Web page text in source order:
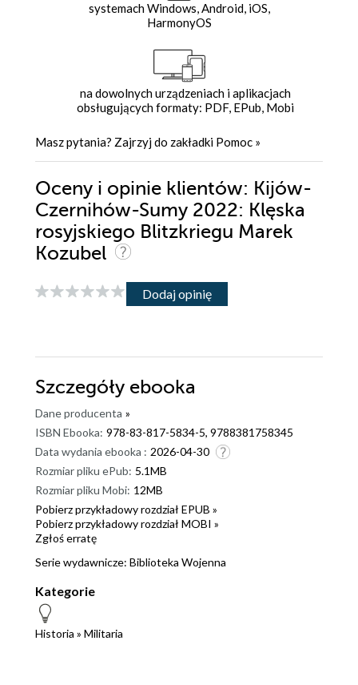
systemach Windows, Android, iOS,
HarmonyOS
na dowolnych urządzeniach i aplikacjach
obsługujących formaty: PDF, EPub, Mobi
Masz pytania? Zajrzyj do zakładki Pomoc »
Oceny i opinie klientów: Kijów-
Czernihów-Sumy 2022: Klęska
rosyjskiego Blitzkriegu Marek
Kozubel
Dodaj opinię
Szczegóły ebooka
Dane producenta »
ISBN Ebooka: 978-83-817-5834-5, 9788381758345
Data wydania ebooka : 2026-04-30
Rozmiar pliku ePub: 5.1MB
Rozmiar pliku Mobi: 12MB
Pobierz przykładowy rozdział EPUB »
Pobierz przykładowy rozdział MOBI »
Zgłoś erratę
Serie wydawnicze: Biblioteka Wojenna
Kategorie
Historia » Militaria